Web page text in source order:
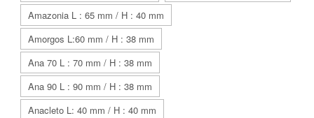
Amazonia L : 65 mm / H : 40 mm
Amorgos L:60 mm / H : 38 mm
Ana 70 L : 70 mm / H : 38 mm
Ana 90 L : 90 mm / H : 38 mm
Anacleto L: 40 mm / H : 40 mm